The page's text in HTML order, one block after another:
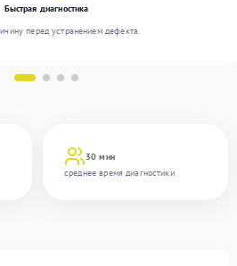
30 мин
среднее время диагностики
Быстрая диагностика
перед устранением дефекта.